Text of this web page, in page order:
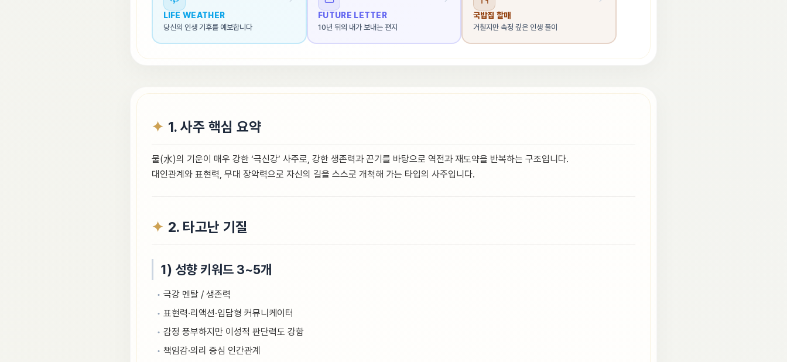
LIFE WEATHER
당신의 인생 기후를 예보합니다
FUTURE LETTER
10년 뒤의 내가 보내는 편지
국밥집 할매
거칠지만 속정 깊은 인생 풀이
1. 사주 핵심 요약
물(水)의 기운이 매우 강한 ‘극신강’ 사주로, 강한 생존력과 끈기를 바탕으로 역전과 재도약을 반복하는 구조입니다.
대인관계와 표현력, 무대 장악력으로 자신의 길을 스스로 개척해 가는 타입의 사주입니다.
2. 타고난 기질
1) 성향 키워드 3~5개
극강 멘탈 / 생존력
표현력·리액션·입담형 커뮤니케이터
감정 풍부하지만 이성적 판단력도 강함
책임감·의리 중심 인간관계